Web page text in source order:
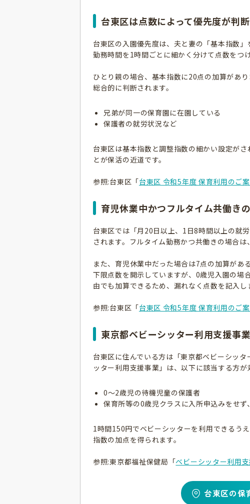
台東区は点数によって優先度が判
台東区の入園優先度は、夫と妻の「基本指数
勤務時間を1時間ごとに細かく分けて点数をつ
ひとり親の場合、基本指数に20点の加算があ
総合的に判断されます。
兄弟が同一の保育園に在園している
保護者の就労状況など
台東区は基本指数と調整指数の細かい設定が
とが保活の近道です。
参照:台東区「台東区 令和5年度 保育利用のご
育児休業中かつフルタイム共働き
台東区では「月20日以上、1日8時間以上の就
されます。フルタイム勤務かつ共働きの場合は
また、育児休業中だった場合は7点の加算があ
下限点数を開示していますが、0歳児入園の場
由でも加算できるため、漏れなく点数を記入し
参照:台東区「台東区 令和5年度 保育利用のご
東京都ベビーシッター利用支援事
台東区に住んでいる方は「東京都ベビーシッ
ッター利用支援事業」は、以下に該当する方が
0〜2歳児の待機児童の保護者
保育所等の0歳児クラスに入所申込みをせ
1時間150円でベビーシッターを利用できるう
指数の加点を得られます。
参照:東京都福祉保健局「ベビーシッター利用
台東区の保